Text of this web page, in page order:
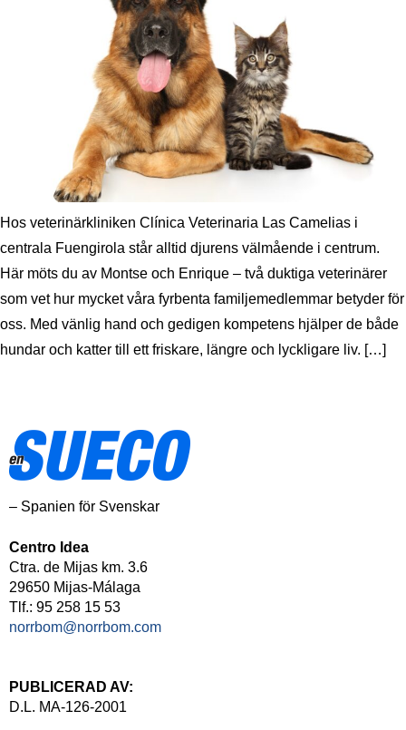
Hos veterinärkliniken Clínica Veterinaria Las Camelias i
centrala Fuengirola står alltid djurens välmående i centrum.
Här möts du av Montse och Enrique – två duktiga veterinärer
som vet hur mycket våra fyrbenta familjemedlemmar betyder för
oss. Med vänlig hand och gedigen kompetens hjälper de både
hundar och katter till ett friskare, längre och lyckligare liv. […]
– Spanien för Svenskar
Centro Idea
Ctra. de Mijas km. 3.6
29650 Mijas-Málaga
Tlf.: 95 258 15 53
norrbom@norrbom.com
PUBLICERAD AV:
D.L. MA-126-2001